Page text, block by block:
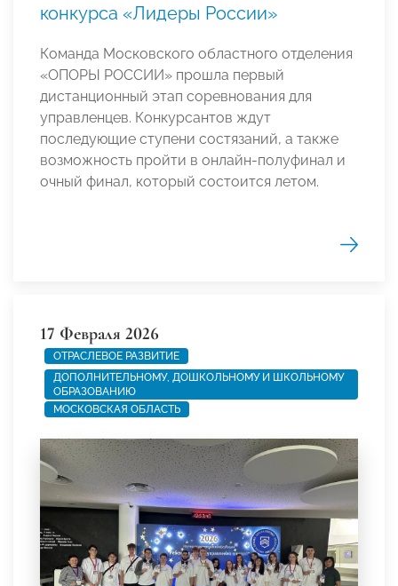
конкурса «Лидеры России»
Команда Московского областного отделения
«ОПОРЫ РОССИИ» прошла первый
дистанционный этап соревнования для
управленцев. Конкурсантов ждут
последующие ступени состязаний, а также
возможность пройти в онлайн-полуфинал и
очный финал, который состоится летом.
17 Февраля 2026
ОТРАСЛЕВОЕ РАЗВИТИЕ
ДОПОЛНИТЕЛЬНОМУ, ДОШКОЛЬНОМУ И ШКОЛЬНОМУ
ОБРАЗОВАНИЮ
МОСКОВСКАЯ ОБЛАСТЬ